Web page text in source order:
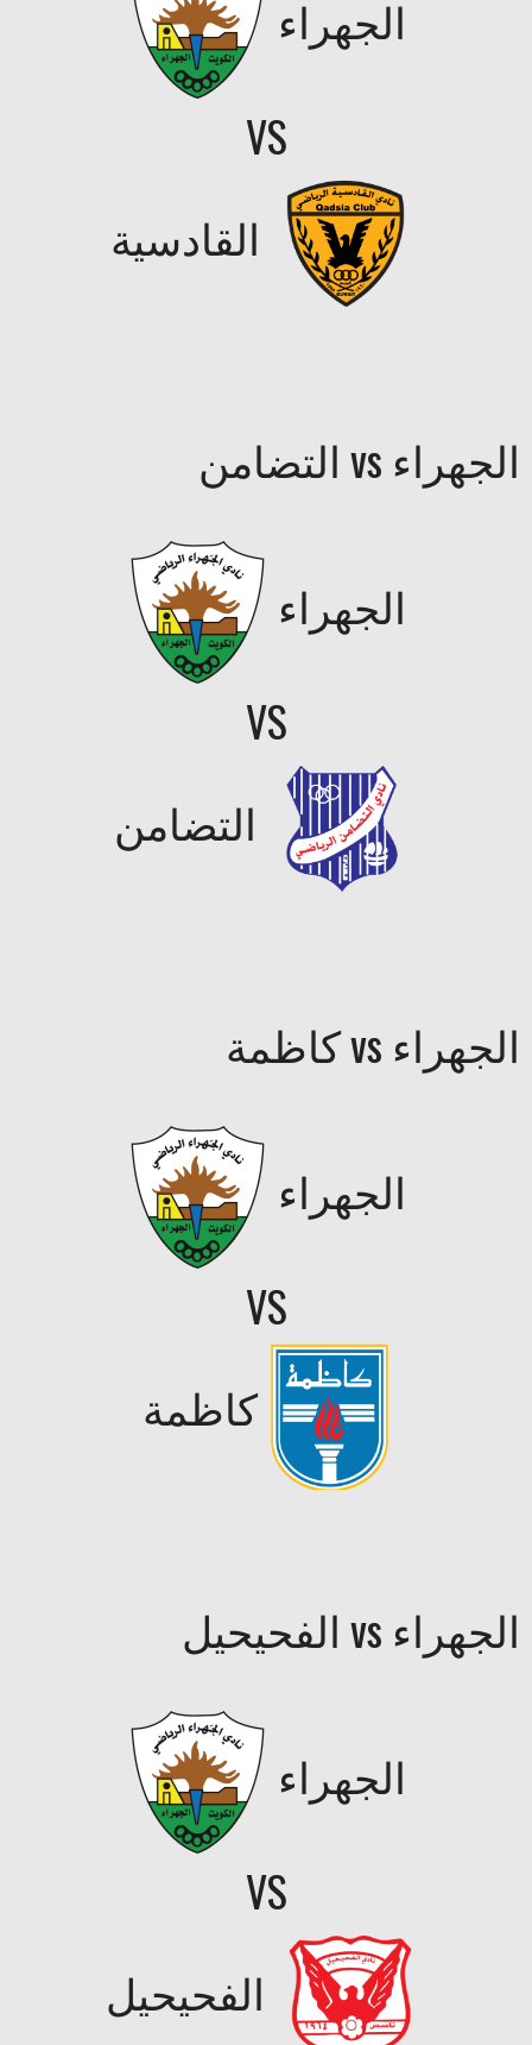
الجهراء
VS
القادسية
الجهراء vs التضامن
الجهراء
VS
التضامن
الجهراء vs كاظمة
الجهراء
VS
كاظمة
الجهراء vs الفحيحيل
الجهراء
VS
الفحيحيل